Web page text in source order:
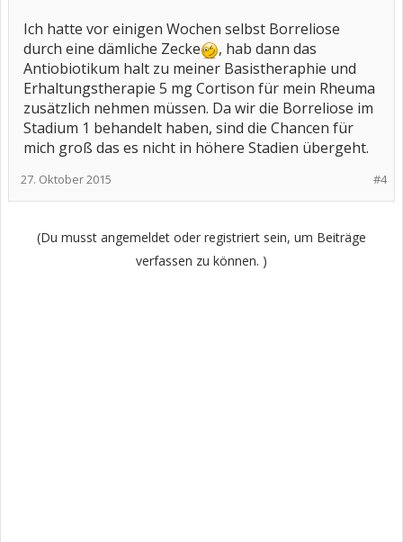
Ich hatte vor einigen Wochen selbst Borreliose
durch eine dämliche Zecke
, hab dann das
Antiobiotikum halt zu meiner Basistheraphie und
Erhaltungstherapie 5 mg Cortison für mein Rheuma
zusätzlich nehmen müssen. Da wir die Borreliose im
Stadium 1 behandelt haben, sind die Chancen für
mich groß das es nicht in höhere Stadien übergeht.
#4
27. Oktober 2015
(Du musst angemeldet oder registriert sein, um Beiträge
verfassen zu können. )